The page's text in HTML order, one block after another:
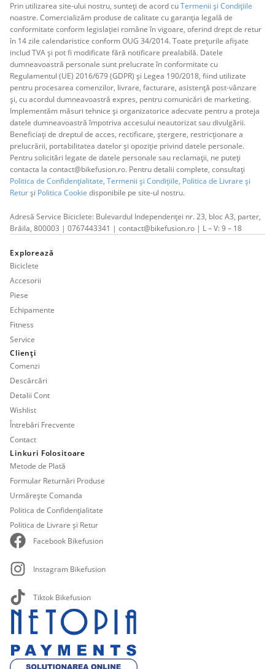
Prin utilizarea site-ului nostru, sunteți de acord cuTermenii și Condițiile
noastre. Comercializăm produse de calitate cu garanția legală de
conformitate conform legislației române în vigoare, oferind drept de retur
în 14 zile calendaristice conform OUG 34/2014. Toate prețurile afișate
includ TVA și pot fi modificate fără notificare prealabilă. Datele
dumneavoastră personale sunt prelucrate în conformitate cu
Regulamentul (UE) 2016/679 (GDPR) și Legea 190/2018, fiind utilizate
pentru procesarea comenzilor, livrare, facturare, asistență post-vânzare
și, cu acordul dumneavoastră expres, pentru comunicări de marketing.
Implementăm măsuri tehnice și organizatorice adecvate pentru a proteja
datele dumneavoastră împotriva accesului neautorizat sau divulgării.
Beneficiați de dreptul de acces, rectificare, ștergere, restricționare a
prelucrării, portabilitatea datelor și opoziție privind datele personale.
Pentru solicitări legate de datele personale sau reclamații, ne puteți
contacta la contact@bikefusion.ro. Pentru detalii complete, consultați
Politica de Confidențialitate, Termenii și Condițiile, Politica de Livrare și
Returși Politica Cookie disponibile pe site-ul nostru.
Adresă Service Biciclete: Bulevardul Independenței nr. 23, bloc A3, parter,
Brăila, 800003 | 0767443341 | contact@bikefusion.ro | L – V: 9 – 18
Explorează
Biciclete
Accesorii
Piese
Echipamente
Fitness
Service
Clienți
Comenzi
Descărcări
Detalii Cont
Wishlist
Întrebări Frecvente
Contact
Linkuri Folositoare
Metode de Plată
Formular Returnări Produse
Urmărește Comanda
Politica de Confidențialitate
Politica de Livrare și Retur
Facebook Bikefusion
Instagram Bikefusion
Tiktok Bikefusion